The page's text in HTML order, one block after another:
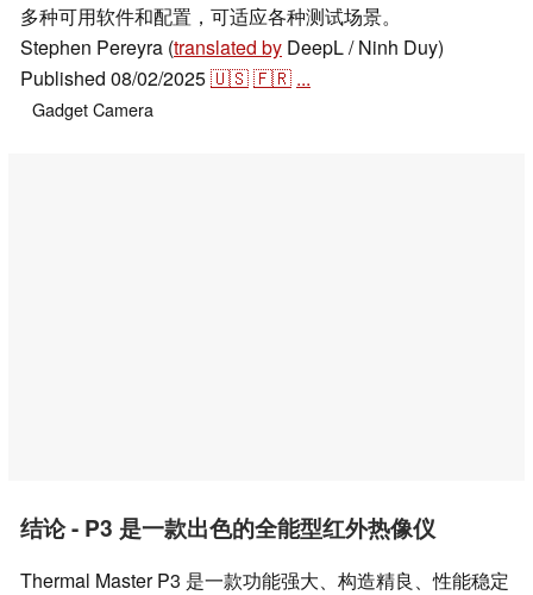
多种可用软件和配置，可适应各种测试场景。
Stephen Pereyra (translated by DeepL / Ninh Duy)
Published 08/02/2025🇺🇸🇫🇷 ...
GadgetCamera
结论 - P3 是一款出色的全能型红外热像仪
Thermal Master P3 是一款功能强大、构造精良、性能稳定